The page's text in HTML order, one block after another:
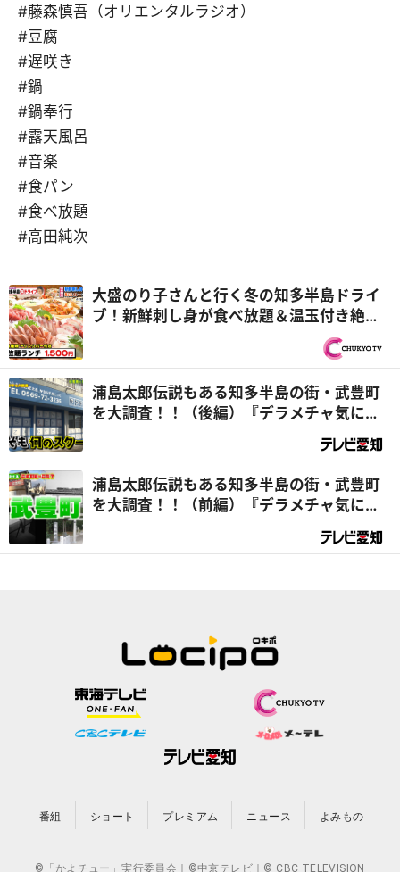
#藤森慎吾（オリエンタルラジオ）
#豆腐
#遅咲き
#鍋
#鍋奉行
#露天風呂
#音楽
#食パン
#食べ放題
#高田純次
大盛のり子さんと行く冬の知多半島ドライ
ブ！新鮮刺し身が食べ放題＆温玉付き絶品
みそカツ鍋『PS純金（ゴールド）』
浦島太郎伝説もある知多半島の街・武豊町
を大調査！！（後編）『デラメチャ気にな
浦島太郎伝説もある知多半島の街・武豊町
を大調査！！（前編）『デラメチャ気にな
番組 ショート プレミアム ニュース よみもの
©「かよチュー」実行委員会｜©中京テレビ｜© CBC TELEVISION